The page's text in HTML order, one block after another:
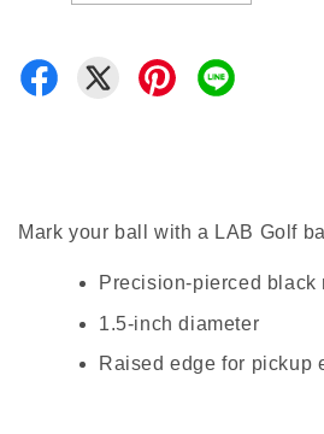
Mark your ball with a LAB Golf
Precision-pierced black
1.5-inch diameter
Raised edge for pickup